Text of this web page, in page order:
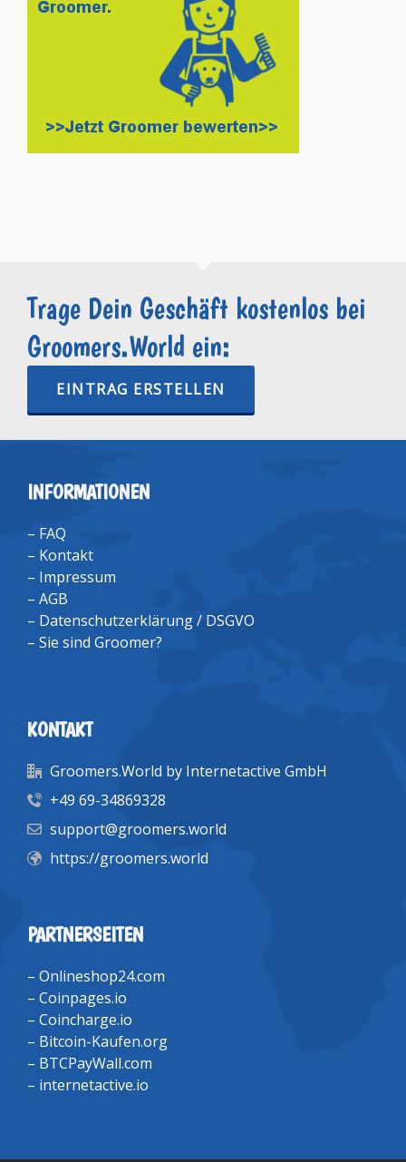
Trage Dein Geschäft kostenlos bei
Groomers.World ein:
EINTRAG ERSTELLEN
INFORMATIONEN
– FAQ
– Kontakt
– Impressum
– AGB
– Datenschutzerklärung / DSGVO
– Sie sind Groomer?
KONTAKT
Groomers.World by Internetactive GmbH
+49 69-34869328
support@groomers.world
https://groomers.world
PARTNERSEITEN
– Onlineshop24.com
– Coinpages.io
– Coincharge.io
– Bitcoin-Kaufen.org
– BTCPayWall.com
– internetactive.io